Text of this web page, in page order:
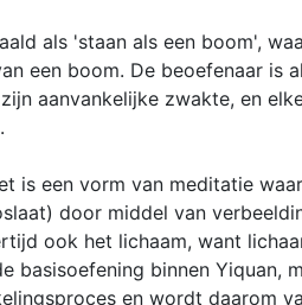
als 'staan ​​als een boom',
een boom. De beoefenaar is
aanvankelijke zwakte, en
is een vorm van meditatie
door middel van
ook het lichaam, want
basisoefening binnen Yiquan,
en wordt daarom